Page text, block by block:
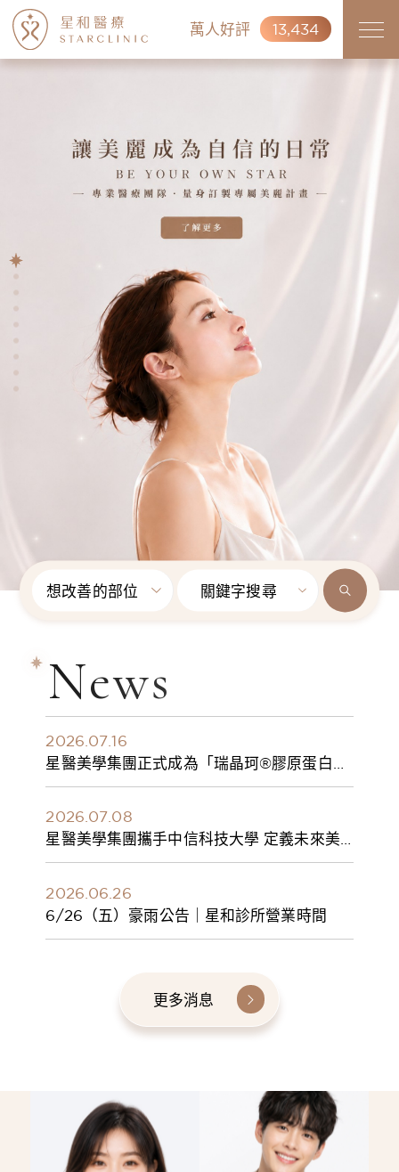
萬人好評 13,434
想改善的部位 關鍵字搜尋
News
2026.07.16
星醫美學集團正式成為「瑞晶珂®膠原蛋白植
入劑」台灣獨家總代理
2026.07.08
星醫美學集團攜手中信科技大學 定義未來美
學人才新標準 建構健康美學產學共育模式 串
2026.06.26
6/26（五）豪雨公告｜星和診所營業時間
更多消息